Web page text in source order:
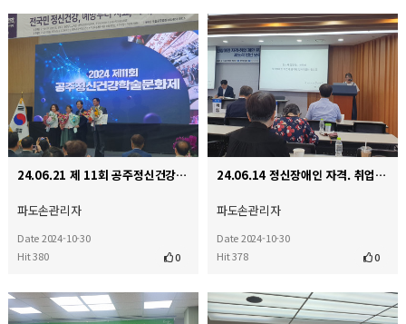
24.06.21 제 11회 공주정신건강학술문화제
파도손관리자
Date 2024-10-30
Hit 380
0
24.06.14 정신장애인 자격. 취업 제한 문제 개선을 위한 세미나
파도손관리자
Date 2024-10-30
Hit 378
0